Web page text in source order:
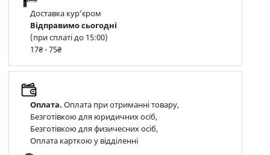
Доставка курʼєром
Відправимо сьогодні
(при сплаті до 15:00)
17₴ - 75₴
Оплата. Оплата при отриманні товару,
Безготівкою для юридичних осіб,
Безготівкою для физичесних осіб,
Оплата карткою у відділенні